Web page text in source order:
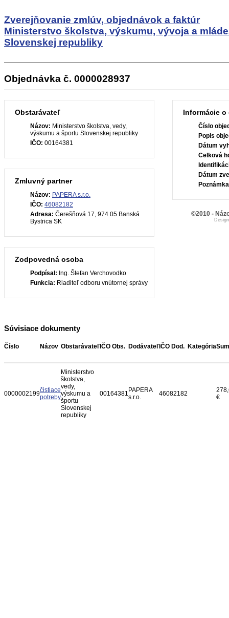
Zverejňovanie zmlúv, objednávok a faktúr
Ministerstvo školstva, výskumu, vývoja a
Slovenskej republiky
Objednávka č. 0000028937
Obstarávateľ
Názov: Ministerstvo školstva, vedy,
výskumu a športu Slovenskej republiky
IČO: 00164381
Zmluvný partner
Názov: PAPERA s.r.o.
IČO: 46082182
Adresa: Čerešňová 17, 974 05 Banská
Bystrica SK
Zodpovedná osoba
Podpísal: Ing. Štefan Verchovodko
Funkcia: Riaditeľ odboru vnútornej správy
Informácie
Číslo
Popis
Dátum
Celková
Dátum
Súvisiace dokumenty
Číslo Názov Obstarávateľ IČO Obs. Dodávateľ IČO Dod. Kategória
0000002199čistiace
potreby
Ministerstvo
školstva,
vedy,
výskumu a
športu
Slovenskej
republiky
00164381 PAPERA
s.r.o.
46082182
€
©2010 -